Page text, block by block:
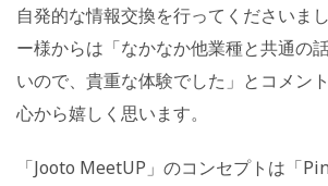
自発的な情報交換を行ってくださいま
ー様からは「なかなか他業種と共通の
いので、貴重な体験でした」とコメン
心から嬉しく思います。
「Jooto MeetUP」のコンセプトは「